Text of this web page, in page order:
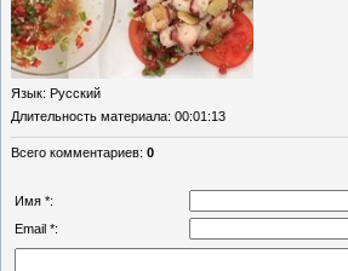
Язык: Русский
Длительность материала: 00:01:13
Всего комментариев: 0
Имя *:
Email *: